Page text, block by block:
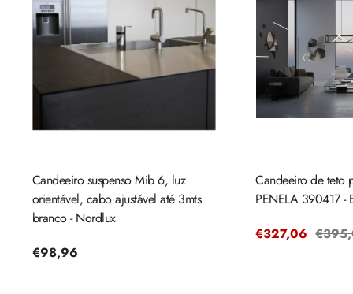
Candeeiro suspenso Mib 6, luz
orientável, cabo ajustável até 3mts.
branco - Nordlux
Preço
€98,96
Candeeiro de teto
PENELA 390417 -
Preço
€327,06 Preço